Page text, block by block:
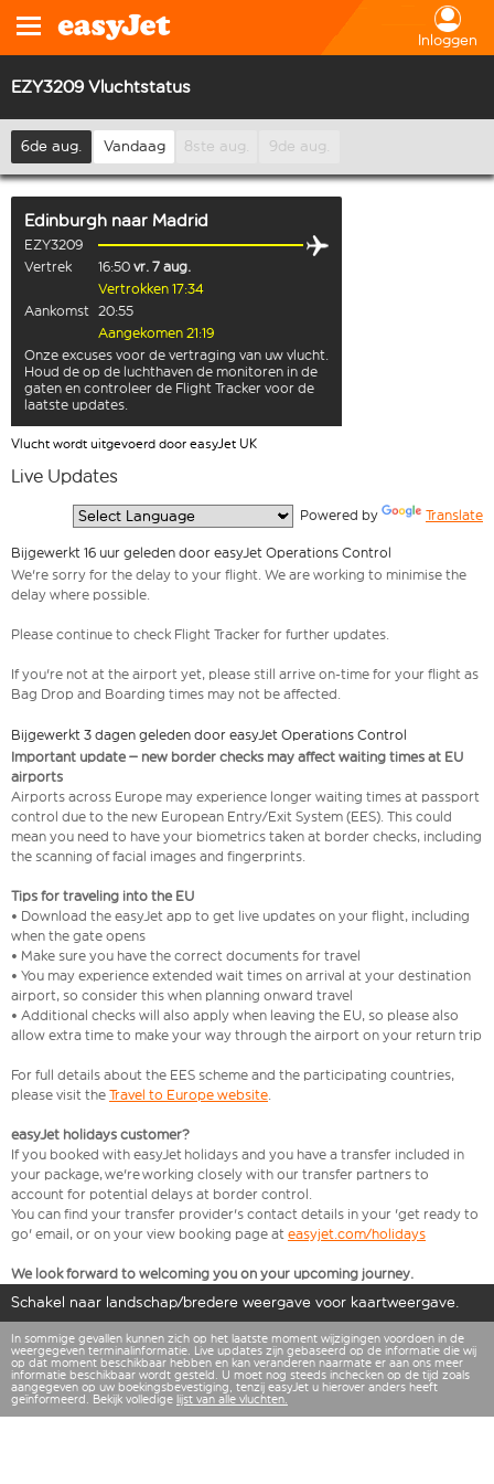
Inloggen
EZY3209 Vluchtstatus
6de aug. Vandaag 8ste aug. 9de aug.
Edinburgh naar Madrid
EZY3209
Vertrek
16:50 vr. 7 aug.
Vertrokken 17:34
Aankomst 20:55
Aangekomen 21:19
Onze excuses voor de vertraging van uw vlucht.
Houd de op de luchthaven de monitoren in de
gaten en controleer de Flight Tracker voor de
laatste updates.
Vlucht wordt uitgevoerd door easyJet UK
Live Updates
Powered by Translate
Bijgewerkt 16 uur geleden door easyJet Operations Control
We're sorry for the delay to your flight. We are working to minimise the
delay where possible.
Please continue to check Flight Tracker for further updates.
If you're not at the airport yet, please still arrive on-time for your flight as
Bag Drop and Boarding times may not be affected.
Bijgewerkt 3 dagen geleden door easyJet Operations Control
Important update – new border checks may affect waiting times at EU
airports
Airports across Europe may experience longer waiting times at passport
control due to the new European Entry/Exit System (EES). This could
mean you need to have your biometrics taken at border checks, including
the scanning of facial images and fingerprints.
Tips for traveling into the EU
• Download the easyJet app to get live updates on your flight, including
when the gate opens
• Make sure you have the correct documents for travel
• You may experience extended wait times on arrival at your destination
airport, so consider this when planning onward travel
• Additional checks will also apply when leaving the EU, so please also
allow extra time to make your way through the airport on your return trip
For full details about the EES scheme and the participating countries,
please visit the Travel to Europe website.
easyJet holidays customer?
If you booked with easyJet holidays and you have a transfer included in
your package, we're working closely with our transfer partners to
account for potential delays at border control.
You can find your transfer provider's contact details in your 'get ready to
go' email, or on your view booking page at easyjet.com/holidays
We look forward to welcoming you on your upcoming journey.
Schakel naar landschap/bredere weergave voor kaartweergave.
In sommige gevallen kunnen zich op het laatste moment wijzigingen voordoen in de
weergegeven terminalinformatie. Live updates zijn gebaseerd op de informatie die wij
op dat moment beschikbaar hebben en kan veranderen naarmate er aan ons meer
informatie beschikbaar wordt gesteld. U moet nog steeds inchecken op de tijd zoals
aangegeven op uw boekingsbevestiging, tenzij easyJet u hierover anders heeft
geïnformeerd. Bekijk volledige lijst van alle vluchten.